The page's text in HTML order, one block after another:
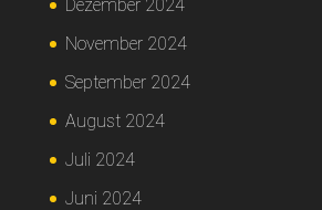
Dezember 2024
November 2024
September 2024
August 2024
Juli 2024
Juni 2024